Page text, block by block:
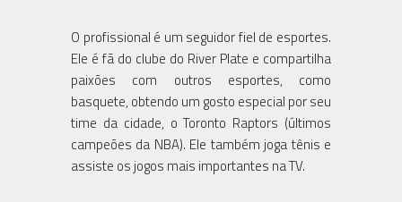
O profissional é um seguidor fiel de esportes.
Ele é fã do clube do River Plate e compartilha
paixões com outros esportes, como
basquete, obtendo um gosto especial por seu
time da cidade, o Toronto Raptors (últimos
campeões da NBA). Ele também joga tênis e
assiste os jogos mais importantes na TV.